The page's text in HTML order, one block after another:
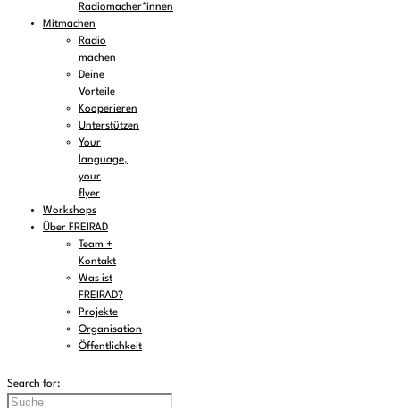
Radiomacher*innen
Mitmachen
Radio
machen
Deine
Vorteile
Kooperieren
Unterstützen
Your
language,
your
flyer
Workshops
Über FREIRAD
Team +
Kontakt
Was ist
FREIRAD?
Projekte
Organisation
Öffentlichkeit
Search for: